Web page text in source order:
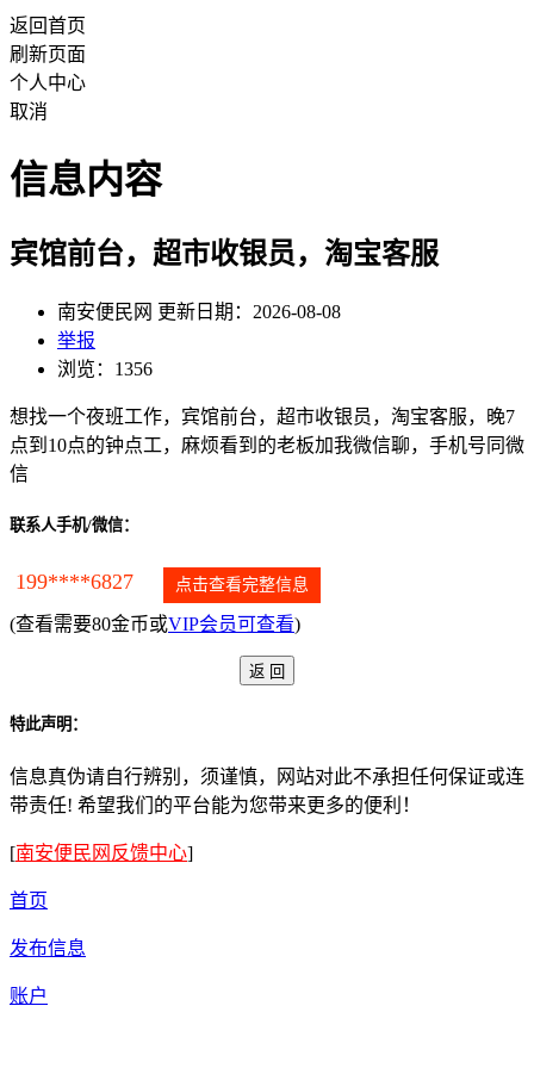
返回首页
刷新页面
个人中心
取消
信息内容
宾馆前台，超市收银员，淘宝客服
南安便民网 更新日期：2026-08-08
举报
浏览：1356
想找一个夜班工作，宾馆前台，超市收银员，淘宝客服，晚7
点到10点的钟点工，麻烦看到的老板加我微信聊，手机号同微
信
联系人手机/微信：
199****6827 点击查看完整信息
(查看需要80金币或VIP会员可查看)
特此声明：
信息真伪请自行辨别，须谨慎，网站对此不承担任何保证或连
带责任! 希望我们的平台能为您带来更多的便利！
[南安便民网反馈中心]
首页
发布信息
账户